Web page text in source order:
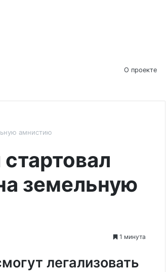
О проекте
амнистию
земельную
1 минута
легализовать